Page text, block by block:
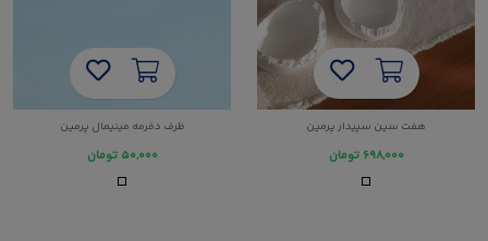
هفت سین سپیدار پرمین
۶۹۸,۰۰۰ تومان
ظرف دفرمه مینیمال پرمین
۵۰,۰۰۰ تومان